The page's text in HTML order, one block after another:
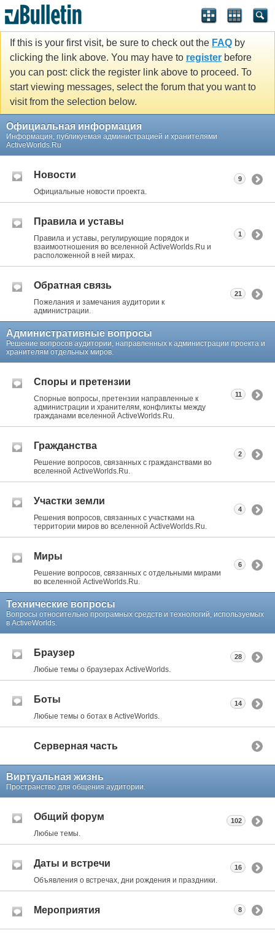
If this is your first visit, be sure to check out the FAQ by
clicking the link above. You may have to register before
you can post: click the register link above to proceed. To
start viewing messages, select the forum that you want to
visit from the selection below.
Официальная информация
Информация, публикуемая администрацией и хранителями
ActiveWorlds.Ru
Новости
Официальные новости проекта.
9
Правила и уставы
Правила и уставы, регулирующие порядок и
взаимоотношения во вселенной ActiveWorlds.Ru и
расположенной в ней мирах.
1
Обратная связь
Пожелания и замечания аудитории к
администрации.
21
Административные вопросы
Решение вопросов аудитории, направленных к администрации проекта и
хранителям отдельных миров.
Споры и претензии
Спорные вопросы, претензии направленные к
администрации и хранителям, конфликты между
гражданами вселенной ActiveWorlds.Ru.
11
Гражданства
Решение вопросов, связанных с гражданствами во
вселенной ActiveWorlds.Ru.
2
Участки земли
Решения вопросов, связанных с участками на
территории миров во вселенной ActiveWorlds.Ru.
4
Миры
Решение вопросов, связанных с отдельными мирами
во вселенной ActiveWorlds.Ru.
6
Технические вопросы
Вопросы относительно програмных средств и технологий, используемых
в ActiveWorlds.
Браузер
Любые темы о браузерах ActiveWorlds.
28
Боты
Любые темы о ботах в ActiveWorlds.
14
Серверная часть
Виртуальная жизнь
Пространство для общения аудитории.
Общий форум
Любые темы.
102
Даты и встречи
Объявления о встречах, дни рождения и праздники.
16
Мероприятия 8